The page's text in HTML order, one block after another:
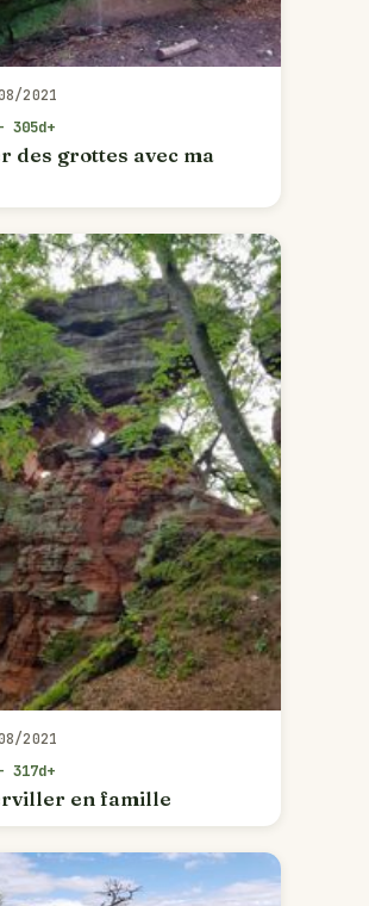
2021
305d+
des grottes avec ma
2021
317d+
en famille